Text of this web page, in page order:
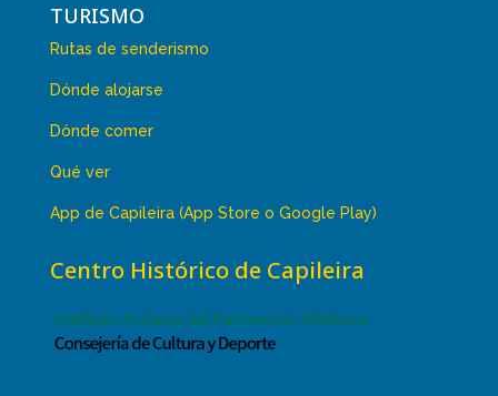
TURISMO
Rutas de senderismo
Dónde alojarse
Dónde comer
Qué ver
App de Capileira (App Store o Google Play)
Centro Histórico de Capileira